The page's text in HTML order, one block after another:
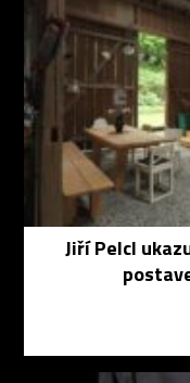
Jiří Pelcl